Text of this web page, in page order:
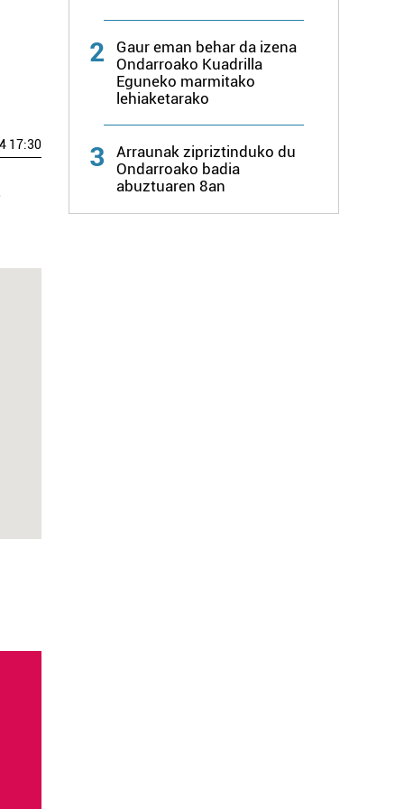
17:30
2
Gaur eman behar da izena
Ondarroako Kuadrilla
Eguneko marmitako
lehiaketarako
3
Arraunak zipriztinduko du
Ondarroako badia
abuztuaren 8an